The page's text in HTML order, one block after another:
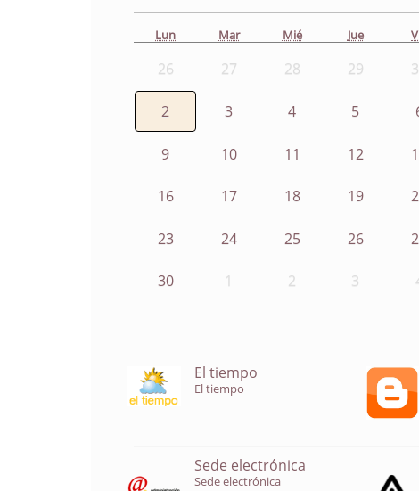
Lun Mar Mié Jue
26 27 28 29
2 3 4 5
9 10 11 12
16 17 18 19
23 24 25 26
30 1 2 3
El tiempo
El tiempo
Sede electrónica
Sede electrónica